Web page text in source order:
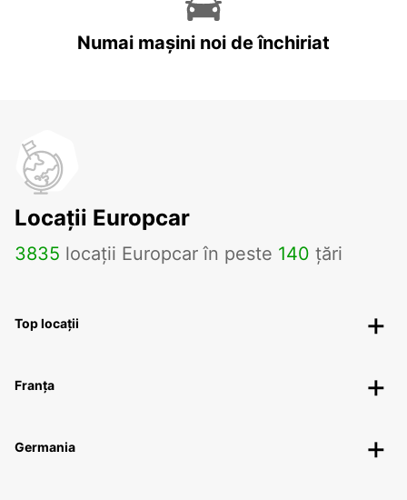
Numai mașini noi de închiriat
Locații Europcar
3835 locații Europcar în peste 140 țări
Top locații
Franța
Germania